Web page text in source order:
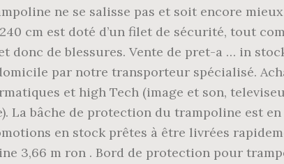
ne se salisse pas et soit encore
cm est doté d’un filet de sécurité, tout
donc de blessures. Vente de pret-a … in
par notre transporteur spécialisé.
et high Tech (image et son,
La bâche de protection du trampoline est en
en stock prêtes à être livrées
3,66 m ron . Bord de protection pour